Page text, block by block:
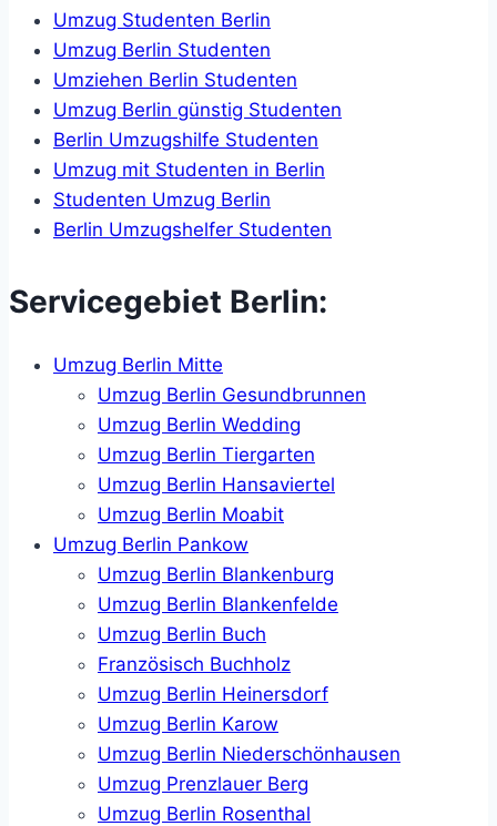
Umzug Studenten Berlin
Umzug Berlin Studenten
Umziehen Berlin Studenten
Umzug Berlin günstig Studenten
Berlin Umzugshilfe Studenten
Umzug mit Studenten in Berlin
Studenten Umzug Berlin
Berlin Umzugshelfer Studenten
Servicegebiet Berlin:
Umzug Berlin Mitte
Umzug Berlin Gesundbrunnen
Umzug Berlin Wedding
Umzug Berlin Tiergarten
Umzug Berlin Hansaviertel
Umzug Berlin Moabit
Umzug Berlin Pankow
Umzug Berlin Blankenburg
Umzug Berlin Blankenfelde
Umzug Berlin Buch
Französisch Buchholz
Umzug Berlin Heinersdorf
Umzug Berlin Karow
Umzug Berlin Niederschönhausen
Umzug Prenzlauer Berg
Umzug Berlin Rosenthal